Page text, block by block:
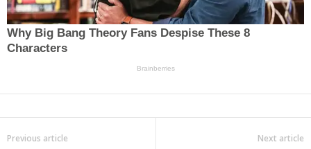
Previous article Next article